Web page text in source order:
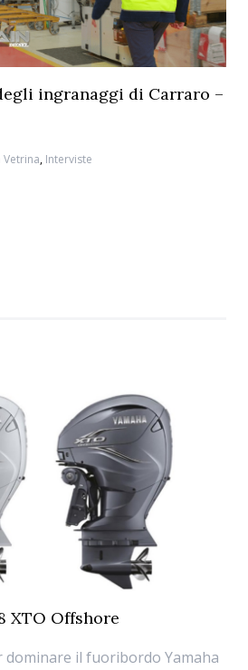
ingranaggi di Carraro –
Vetrina, Interviste
XTO Offshore
dominare il fuoribordo Yamaha